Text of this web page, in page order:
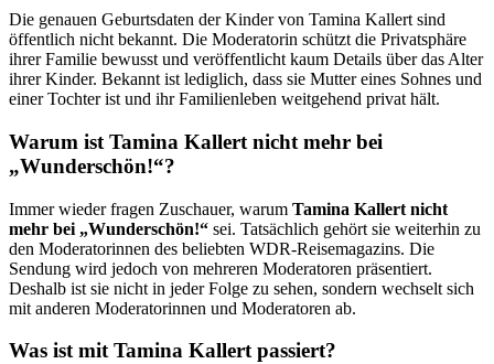
Die genauen Geburtsdaten der Kinder von Tamina Kallert sind
öffentlich nicht bekannt. Die Moderatorin schützt die Privatsphäre
ihrer Familie bewusst und veröffentlicht kaum Details über das Alter
ihrer Kinder. Bekannt ist lediglich, dass sie Mutter eines Sohnes und
einer Tochter ist und ihr Familienleben weitgehend privat hält.
Warum ist Tamina Kallert nicht mehr bei
„Wunderschön!“?
Immer wieder fragen Zuschauer, warum Tamina Kallert nicht
mehr bei „Wunderschön!“ sei. Tatsächlich gehört sie weiterhin zu
den Moderatorinnen des beliebten WDR-Reisemagazins. Die
Sendung wird jedoch von mehreren Moderatoren präsentiert.
Deshalb ist sie nicht in jeder Folge zu sehen, sondern wechselt sich
mit anderen Moderatorinnen und Moderatoren ab.
Was ist mit Tamina Kallert passiert?